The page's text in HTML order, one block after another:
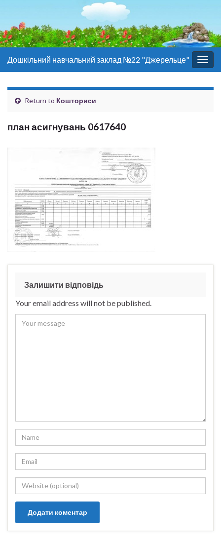
Дошкільний навчальний заклад №22 "Джерельце"
Return to Кошториси
план асигнувань 0617640
Залишити відповідь
Your email address will not be published.